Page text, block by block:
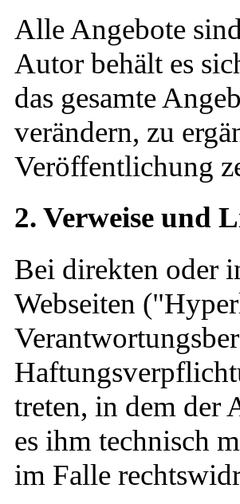
Alle Angebote
Autor behält es
das gesamte
verändern, zu
Veröffentlichung
2. Verweise und
Bei direkten oder
Webseiten
treten, in dem der
es ihm technisch
im Falle